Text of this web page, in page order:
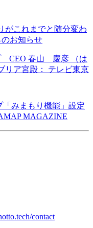
がこれまでと随分変わ
お知らせ
CEO 春山 慶彦 （は
ア宮殿： テレビ東京
みまもり機能」設定
MAGAZINE
contact